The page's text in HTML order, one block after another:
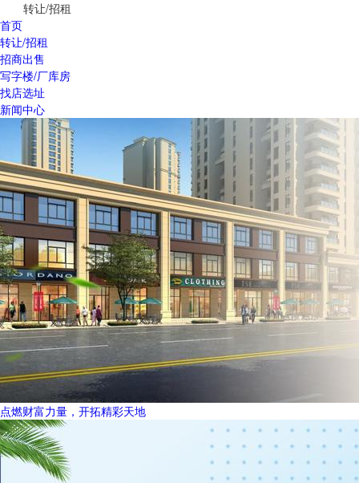
转让/招租
首页
转让/招租
招商出售
写字楼/厂库房
找店选址
新闻中心
点燃财富力量，开拓精彩天地